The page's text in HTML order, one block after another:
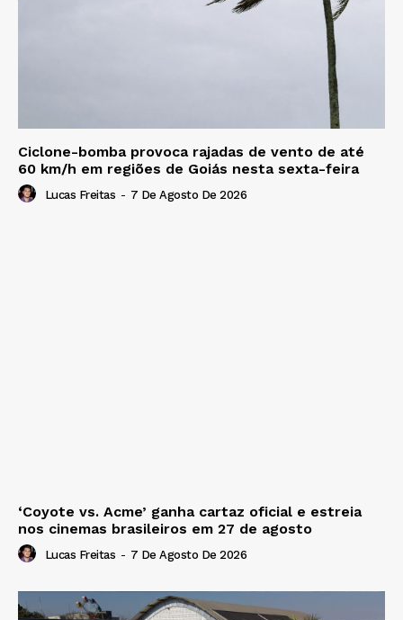
Ciclone-bomba provoca rajadas de vento de até
60 km/h em regiões de Goiás nesta sexta-feira
Lucas Freitas - 7 De Agosto De 2026
‘Coyote vs. Acme’ ganha cartaz oficial e estreia
nos cinemas brasileiros em 27 de agosto
Lucas Freitas - 7 De Agosto De 2026